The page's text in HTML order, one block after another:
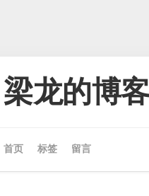
梁龙的博
首页 标签 留言